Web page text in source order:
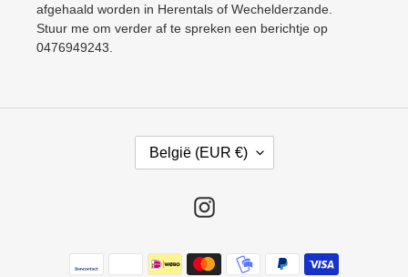
afgehaald worden in Herentals of Wechelderzande.
Stuur me om verder af te spreken een berichtje op
0476949243.
E
België (EUR €)
Instagram
Betaalmethoden